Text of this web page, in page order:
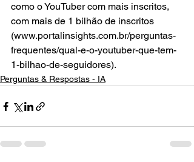
como o YouTuber com mais inscritos,
com mais de 1 bilhão de inscritos
(www.portalinsights.com.br/perguntas-
frequentes/qual-e-o-youtuber-que-tem-
1-bilhao-de-seguidores).
Perguntas & Respostas - IA